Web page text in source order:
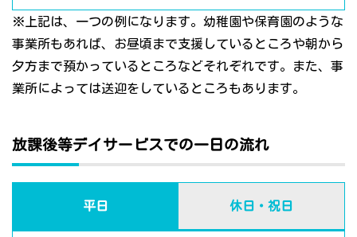
※上記は、一つの例になります。幼稚園や保育園のような
事業所もあれば、お昼頃まで支援しているところや朝から
夕方まで預かっているところなどそれぞれです。また、事
業所によっては送迎をしているところもあります。
放課後等デイサービスでの一日の流れ
平日 休日・祝日